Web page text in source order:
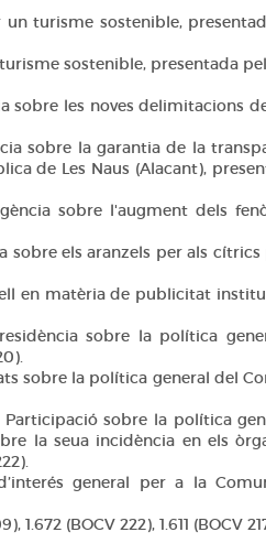
turisme sostenible,
sostenible, presentada
les noves delimitacions
sobre la garantia de la
de Les Naus (Alacant),
sobre l'augment dels
els aranzels per als
en matèria de publicitat
sobre la política
sobre la política general del
sobre la política
la seua incidència en els
general per a la
(BOCV 222), 1.611 (BOCV